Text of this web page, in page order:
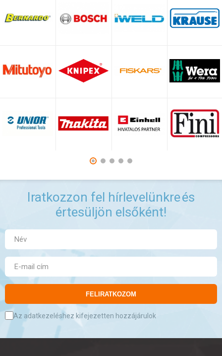
Iratkozzon fel hírlevelünkreés
értesüljön elsőként!
FELIRATKOZOM
Az adatkezeléshez kifejezetten hozzájárulok